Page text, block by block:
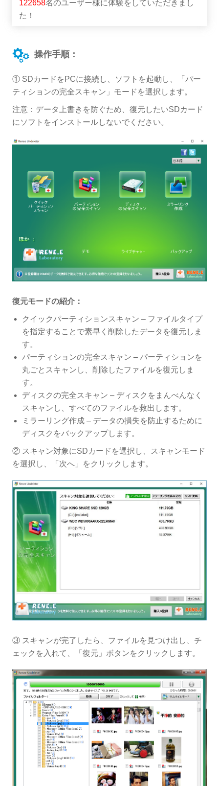
122658名のユーザー様に体験をしていただきまし
た！
操作手順：
① SDカードをPCに接続し、ソフトを起動し、「パー
ティションの完全スキャン」モードを選択します。
注意：データ上書きを防ぐため、復元したいSDカード
にソフトをインストールしないでください。
復元モードの紹介：
クイックパーティションスキャン – ファイルタイプ
を指定することで素早く削除したデータを復元しま
す。
パーティションの完全スキャン – パーティションを
丸ごとスキャンし、削除したファイルを復元しま
す。
ディスクの完全スキャン – ディスクをまんべんなく
スキャンし、すべてのファイルを救出します。
ミラーリング作成 – データの損失を防止するために
ディスクをバックアップします。
② スキャン対象にSDカードを選択し、スキャンモード
を選択し、「次へ」をクリックします。
③ スキャンが完了したら、ファイルを見つけ出し、チ
ェックを入れて、「復元」ボタンをクリックします。